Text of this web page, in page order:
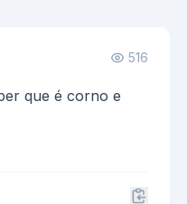
516
que é corno e